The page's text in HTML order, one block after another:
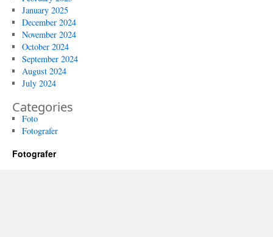
January 2025
December 2024
November 2024
October 2024
September 2024
August 2024
July 2024
Categories
Foto
Fotografer
Fotografer